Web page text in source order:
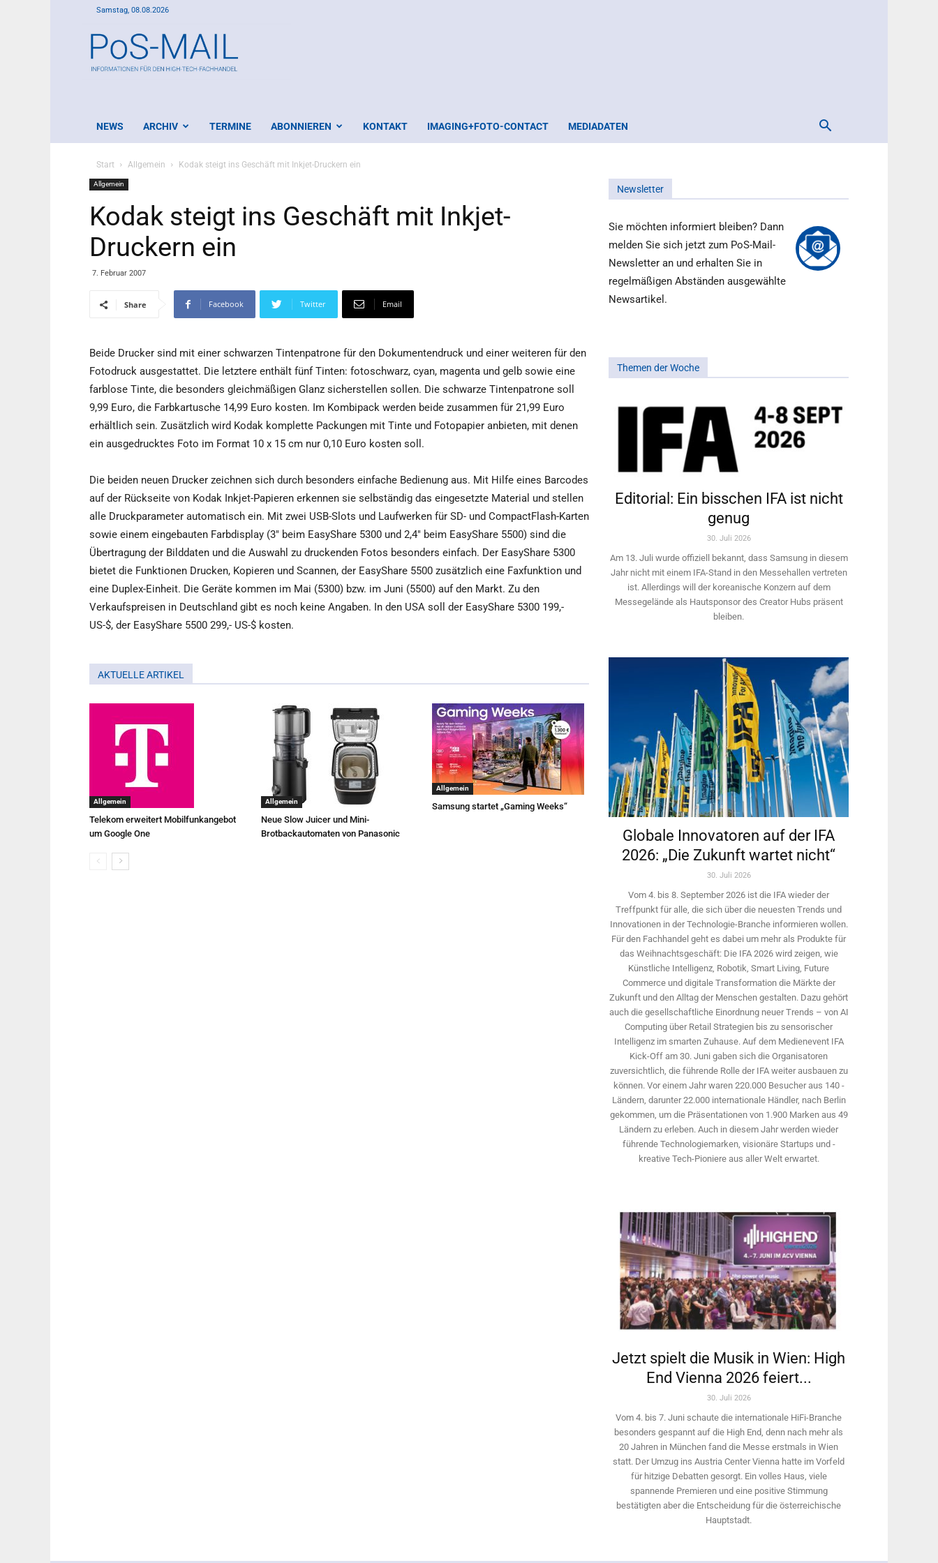
Samstag, 08.08.2026
Mail
NEWS ARCHIV TERMINE ABONNIEREN KONTAKT IMAGING+FOTO-CONTACT MEDIADATEN
Start Allgemein Kodak steigt ins Geschäft mit Inkjet-Druckern ein
Allgemein
Kodak steigt ins Geschäft mit Inkjet-
Druckern ein
7. Februar 2007
Share Facebook Twitter Email
Beide Drucker sind mit einer schwarzen Tintenpatrone für den Dokumentendruck und einer weiteren für den
Fotodruck ausgestattet. Die letztere enthält fünf Tinten: fotoschwarz, cyan, magenta und gelb sowie eine
farblose Tinte, die besonders gleichmäßigen Glanz sicherstellen sollen. Die schwarze Tintenpatrone soll
9,99 Euro, die Farbkartusche 14,99 Euro kosten. Im Kombipack werden beide zusammen für 21,99 Euro
erhältlich sein. Zusätzlich wird Kodak komplette Packungen mit Tinte und Fotopapier anbieten, mit denen
ein ausgedrucktes Foto im Format 10 x 15 cm nur 0,10 Euro kosten soll.
Die beiden neuen Drucker zeichnen sich durch besonders einfache Bedienung aus. Mit Hilfe eines Barcodes
auf der Rückseite von Kodak Inkjet-Papieren erkennen sie selbständig das eingesetzte Material und stellen
alle Druckparameter automatisch ein. Mit zwei USB-Slots und Laufwerken für SD- und CompactFlash-Karten
sowie einem eingebauten Farbdisplay (3" beim EasyShare 5300 und 2,4" beim EasyShare 5500) sind die
Übertragung der Bilddaten und die Auswahl zu druckenden Fotos besonders einfach. Der EasyShare 5300
bietet die Funktionen Drucken, Kopieren und Scannen, der EasyShare 5500 zusätzlich eine Faxfunktion und
eine Duplex-Einheit. Die Geräte kommen im Mai (5300) bzw. im Juni (5500) auf den Markt. Zu den
Verkaufspreisen in Deutschland gibt es noch keine Angaben. In den USA soll der EasyShare 5300 199,-
US-$, der EasyShare 5500 299,- US-$ kosten.
AKTUELLE ARTIKEL
Allgemein
Telekom erweitert Mobilfunkangebot
um Google One
Allgemein
Neue Slow Juicer und Mini-
Brotbackautomaten von Panasonic
Allgemein
Samsung startet „Gaming Weeks“
Newsletter
Sie möchten informiert bleiben? Dann
melden Sie sich jetzt zum PoS-Mail-
Newsletter an und erhalten Sie in
regelmäßigen Abständen ausgewählte
Newsartikel.
Themen der Woche
Editorial: Ein bisschen IFA ist nicht
genug
30. Juli 2026
Am 13. Juli wurde offiziell bekannt, dass Samsung in diesem
Jahr nicht mit einem IFA-Stand in den Messehallen vertreten
ist. Allerdings will ­der koreanische Konzern auf dem
Messegelände als Hautsponsor des Creator Hubs präsent
bleiben.
Globale Innovatoren auf der IFA
2026: „Die Zukunft wartet nicht“
30. Juli 2026
Vom 4. bis 8. September 2026 ist die IFA wieder der
Treffpunkt für alle, die sich über die neuesten Trends und
Innovationen in der Technologie-­Branche informieren wollen.
Für den Fachhandel geht es dabei um mehr als Produkte für
das Weihnachtsgeschäft: Die IFA 2026 wird ­zeigen, wie
Künstliche Intelligenz, Robotik, Smart Living, Future
Commerce und digitale Trans­formation die Märkte der
Zukunft und den Alltag der Menschen gestalten. Dazu gehört
auch die gesellschaftliche Einordnung neuer Trends – von AI
Computing über Retail Strategien bis zu sensorischer
Intelligenz im smarten Zuhause. Auf dem Medien­event IFA
Kick-Off am 30. Juni gaben sich die Organisatoren
zuversichtlich, die führende Rolle der IFA weiter ausbauen zu
können. Vor einem Jahr ­waren 220.000 Besucher aus 140 ­
Ländern, ­darunter 22.000 internationale Händler, nach Berlin
gekommen, um die Präsen­tationen von 1.900 Marken aus 49
Ländern zu erleben. Auch in diesem Jahr werden wieder
führende Technologiemarken, visionäre Startups und ­
kreative Tech-Pioniere aus aller Welt erwartet.
Jetzt spielt die Musik in Wien: High
End Vienna 2026 feiert...
30. Juli 2026
Vom 4. bis 7. Juni schaute die internationale HiFi-Branche
besonders gespannt auf die High End, denn nach mehr als
20 Jahren in München fand die Messe erstmals in Wien
statt. Der Umzug ins Austria Center Vienna hatte im Vorfeld
für hitzige Debatten gesorgt. Ein volles Haus, viele
spannende Premieren und eine positive Stimmung
bestätigten aber die Entscheidung für die österreichische
Hauptstadt.